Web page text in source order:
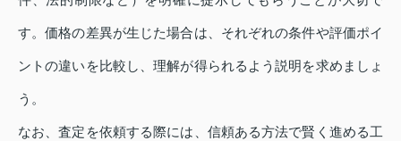
す。価格の差異が生じた場合は、それぞれの条件や評価ポイ
ントの違いを比較し、理解が得られるよう説明を求めましょ
う。
なお、査定を依頼する際には、信頼ある方法で賢く進める工